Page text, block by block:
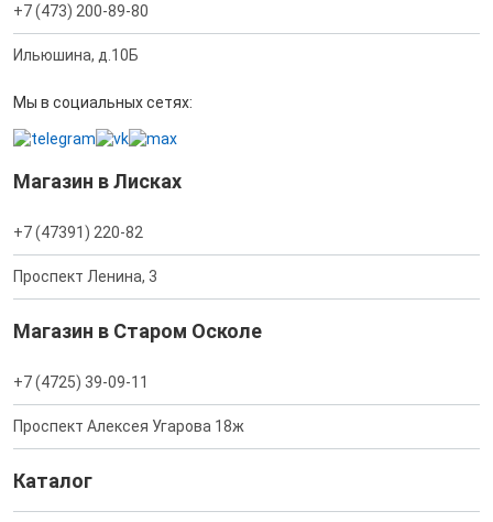
+7 (473) 200-89-80
Ильюшина, д.10Б
Мы в социальных сетях:
Магазин в Лисках
+7 (47391) 220-82
Проспект Ленина, 3
Магазин в Старом Осколе
+7 (4725) 39-09-11
Проспект Алексея Угарова 18ж
Каталог